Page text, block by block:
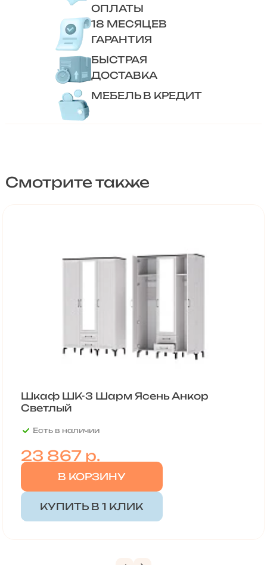
ОПЛАТЫ
18 МЕСЯЦЕВ
ГАРАНТИЯ
БЫСТРАЯ
ДОСТАВКА
МЕБЕЛЬ В КРЕДИТ
Смотрите также
Шкаф ШК-3 Шарм Ясень Анкор
Светлый
Есть в наличии
23 867р.
В КОРЗИНУ
КУПИТЬ В 1 КЛИК